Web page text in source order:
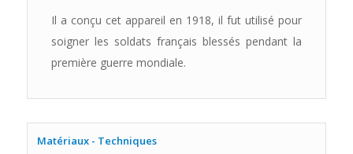
Il a conçu cet appareil en 1918, il fut utilisé pour
soigner les soldats français blessés pendant la
première guerre mondiale.
Matériaux - Techniques